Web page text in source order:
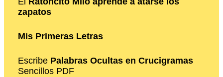
zapatos
Mis Primeras Letras
Escribe Palabras Ocultas en Crucigramas
Sencillos PDF